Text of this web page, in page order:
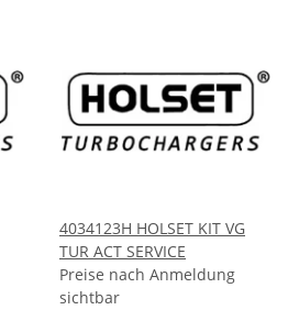
4034123H HOLSET KIT VG
TUR ACT SERVICE
Preise nach Anmeldung
sichtbar